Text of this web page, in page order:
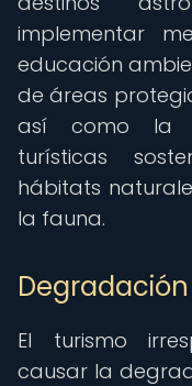
implementar
educación
de áreas
así como la
turísticas
hábitats
la fauna.
El turismo
causar la